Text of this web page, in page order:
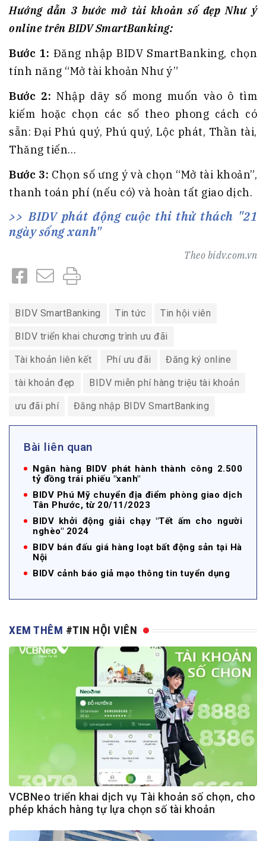
Hướng dẫn 3 bước mở tài khoản số đẹp Như ý
online trên BIDV SmartBanking:
Bước 1: Đăng nhập BIDV SmartBanking, chọn
tính năng “Mở tài khoản Như ý”
Bước 2: Nhập dãy số mong muốn vào ô tìm
kiếm hoặc chọn các số theo phong cách có
sẵn: Đại Phú quý, Phú quý, Lộc phát, Thần tài,
Thăng tiến…
Bước 3: Chọn số ưng ý và chọn “Mở tài khoản”,
thanh toán phí (nếu có) và hoàn tất giao dịch.
BIDV phát động cuộc thi thử thách "21
ngày sống xanh"
Theo bidv.com.vn
BIDV SmartBanking Tin tức Tin hội viên
BIDV triển khai chương trình ưu đãi
Tài khoản liên kết Phí ưu đãi Đăng ký online
tài khoản đẹp BIDV miễn phí hàng triệu tài khoản
ưu đãi phí Đăng nhập BIDV SmartBanking
Bài liên quan
Ngân hàng BIDV phát hành thành công 2.500
tỷ đồng trái phiếu "xanh"
BIDV Phú Mỹ chuyển địa điểm phòng giao dịch
Tân Phước, từ 20/11/2023
BIDV khởi động giải chạy "Tết ấm cho người
nghèo" 2024
BIDV bán đấu giá hàng loạt bất động sản tại Hà
Nội
BIDV cảnh báo giả mạo thông tin tuyển dụng
XEM THÊM #TIN HỘI VIÊN
VCBNeo triển khai dịch vụ Tài khoản số chọn, cho
phép khách hàng tự lựa chọn số tài khoản